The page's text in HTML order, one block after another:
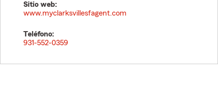
Sitio web:
www.myclarksvillesfagent.com
Teléfono:
931-552-0359